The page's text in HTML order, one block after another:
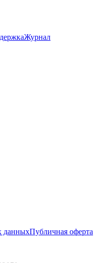
Журнал
данныхПубличная оферта